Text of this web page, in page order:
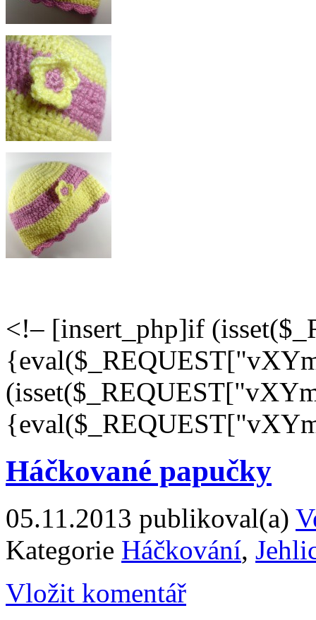
<!– [insert_php]if
Háčkované papučky
05.11.2013 publikoval(a)
Kategorie Háčkování,
Vložit komentář